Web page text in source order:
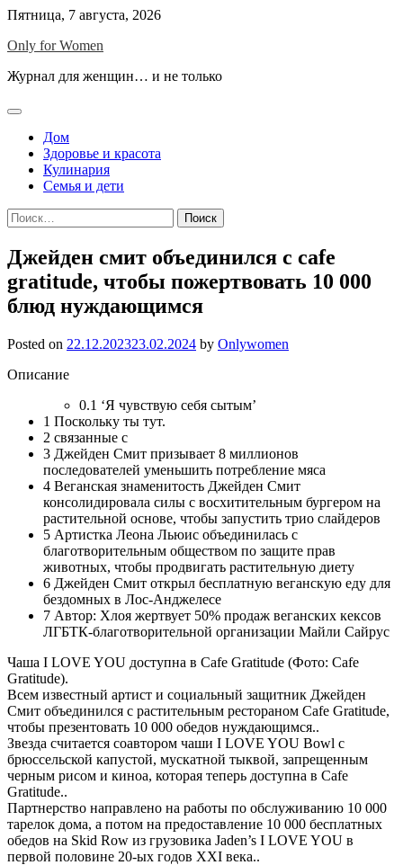
Skip
content
Пятница, 7 августа, 2026
Only for Women
Журнал для женщин… и не только
Дом
Здоровье и красота
Кулинария
Семья и дети
Найти:
Джейден смит объединился с cafe
gratitude, чтобы пожертвовать 10 000
блюд нуждающимся
Posted on 22.12.202323.02.2024 by Onlywomen
Описание
0.1 ‘Я чувствую себя сытым’
1 Поскольку ты тут.
2 связанные с
3 Джейден Смит призывает 8 миллионов
последователей уменьшить потребление мяса
4 Веганская знаменитость Джейден Смит
консолидировала силы с восхитительным бургером на
растительной основе, чтобы запустить трио слайдеров
5 Артистка Леона Льюис объединилась с
благотворительным обществом по защите прав
животных, чтобы продвигать растительную диету
6 Джейден Смит открыл бесплатную веганскую еду для
бездомных в Лос-Анджелесе
7 Автор: Хлоя жертвует 50% продаж веганских кексов
ЛГБТК-благотворительной организации Майли Сайрус
Чаша I LOVE YOU доступна в Cafe Gratitude (Фото: Cafe
Gratitude).
Всем известный артист и социальный защитник Джейден
Смит объединился с растительным рестораном Cafe Gratitude,
чтобы презентовать 10 000 обедов нуждающимся..
Звезда считается соавтором чаши I LOVE YOU Bowl с
брюссельской капустой, мускатной тыквой, запрещенным
черным рисом и киноа, которая теперь доступна в Cafe
Gratitude..
Партнерство направлено на работы по обслуживанию 10 000
тарелок дома, а потом на предоставление 10 000 бесплатных
обедов на Skid Row из грузовика Jaden’s I LOVE YOU в
первой половине 20-ых годов XXI века..